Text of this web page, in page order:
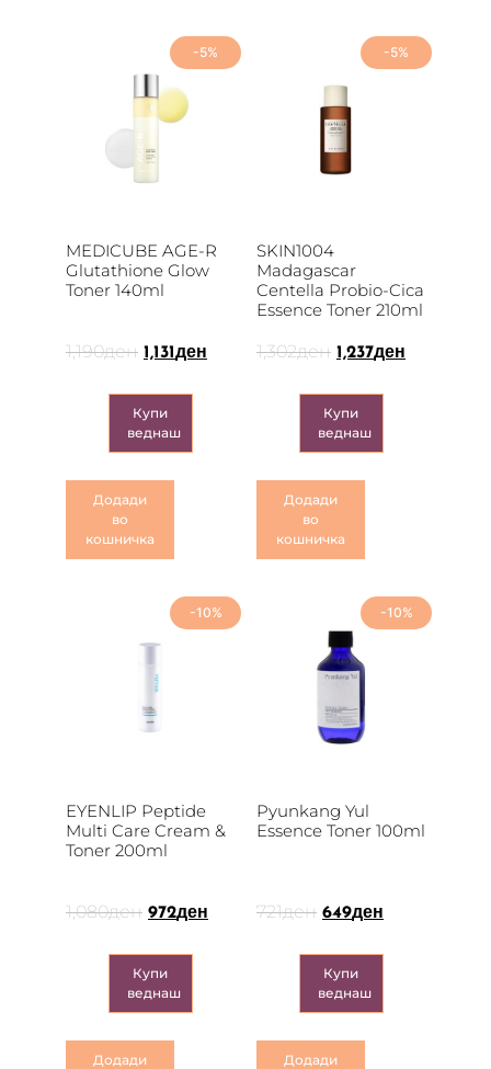
-5%
MEDICUBE AGE-R
Glutathione Glow
Toner 140ml
1,190ден 1,131 ден
Купи
веднаш
Додади
во
кошничка
-5%
SKIN1004
Madagascar
Centella Probio-Cica
Essence Toner 210ml
1,302ден 1,237ден
Купи
веднаш
Додади
во
кошничка
-10%
EYENLIP Peptide
Multi Care Cream &
Toner 200ml
1,080ден 972ден
Купи
веднаш
Додади
-10%
Pyunkang Yul
Essence Toner 100ml
721ден 649ден
Купи
веднаш
Додади